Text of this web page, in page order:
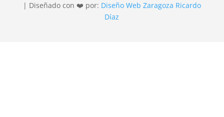
| Diseñado con ❤️ por: Diseño Web Zaragoza Ricardo
Díaz